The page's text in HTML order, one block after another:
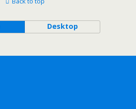
Desktop